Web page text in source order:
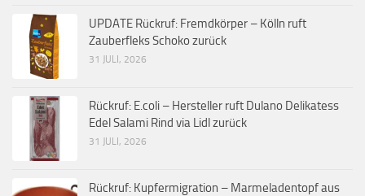
UPDATE Rückruf: Fremdkörper – Kölln ruft
Zauberfleks Schoko zurück
31 JULI, 2026
Rückruf: E.coli – Hersteller ruft Dulano Delikatess
Edel Salami Rind via Lidl zurück
31 JULI, 2026
Rückruf: Kupfermigration – Marmeladentopf aus